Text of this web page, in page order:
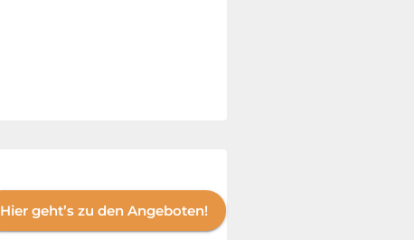
Hier geht’s zu den Angeboten!